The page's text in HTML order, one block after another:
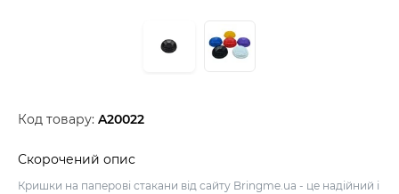
Код товару: A20022
Скорочений опис
Кришки на паперові стакани від сайту Bringme.ua - це надійний і